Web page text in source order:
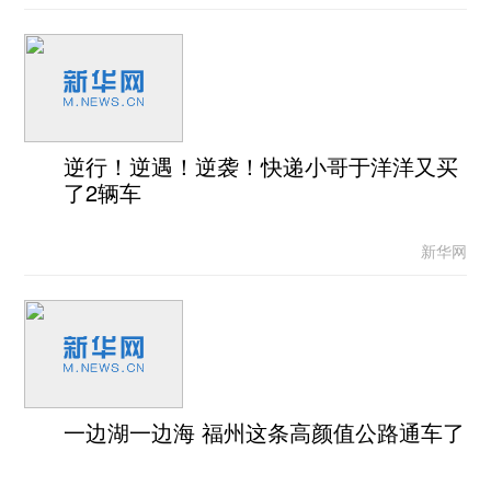
逆行！逆遇！逆袭！快递小哥于洋洋又买
了2辆车
新华网
一边湖一边海 福州这条高颜值公路通车了